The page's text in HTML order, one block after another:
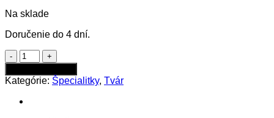
Na sklade
Doručenie do 4 dní.
množstvo
Gosh
Skin
Care
pleťové
Kategórie: Špecialitky, Tvár